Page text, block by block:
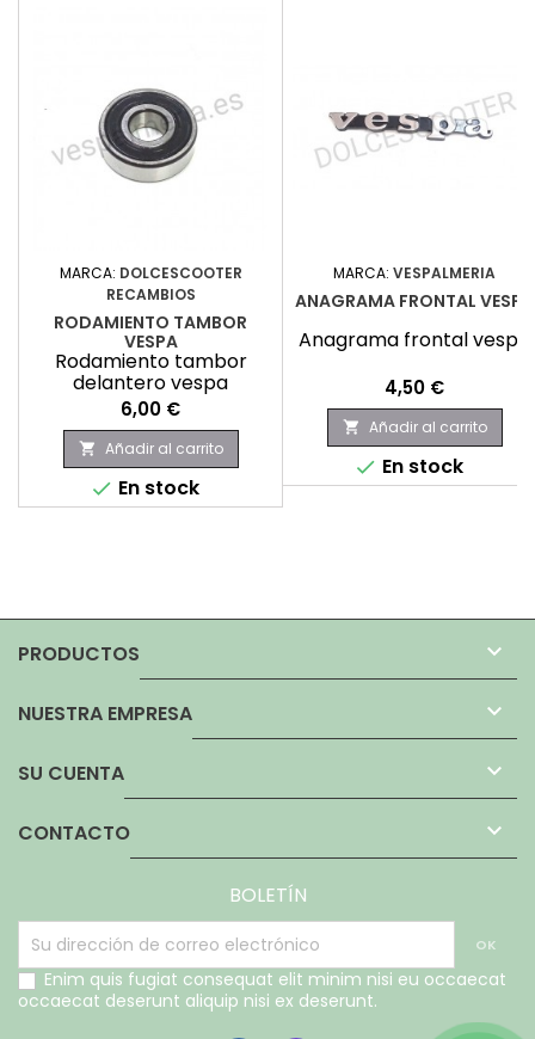
MARCA: DOLCESCOOTER
RECAMBIOS
RODAMIENTO TAMBOR
VESPA
Rodamiento tambor
delantero vespa
Precio
6,00 €
 Añadir al carrito
 En stock
MARCA: VESPALMERIA
ANAGRAMA FRONTAL VESPA
Anagrama frontal vespa
Precio
4,50 €
 Añadir al carrito
 En stock
PRODUCTOS 
NUESTRA EMPRESA 
SU CUENTA 
CONTACTO 
BOLETÍN
Enim quis fugiat consequat elit minim nisi eu occaecat
occaecat deserunt aliquip nisi ex deserunt.